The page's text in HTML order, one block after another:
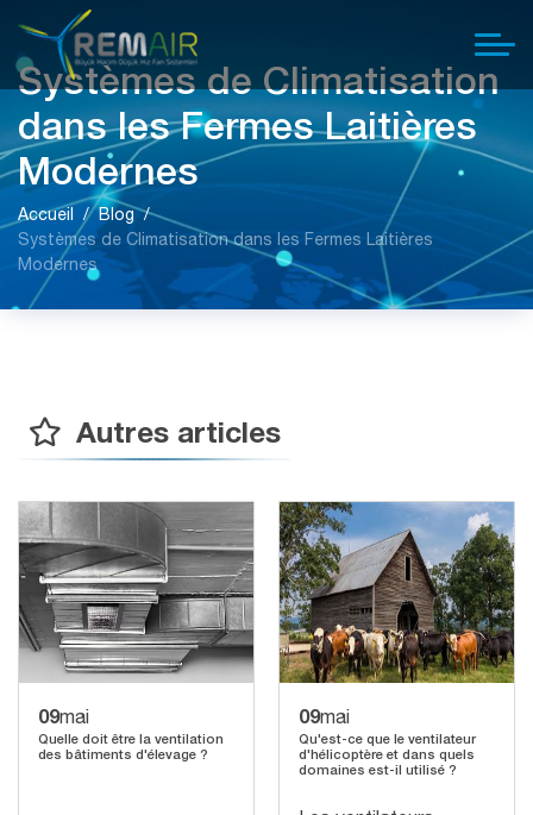
Systèmes de Climatisation
dans les Fermes Laitières
Modernes
Accueil
Blog
Systèmes de Climatisation dans les Fermes Laitières
Modernes
Autres articles
09mai
Quelle doit être la ventilation
des bâtiments d'élevage ?
09mai
Qu'est-ce que le ventilateur
d'hélicoptère et dans quels
domaines est-il utilisé ?